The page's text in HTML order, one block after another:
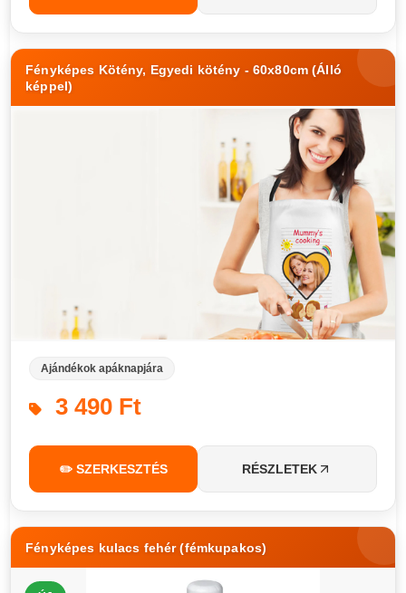
Fényképes Kötény, Egyedi kötény - 60x80cm (Álló
képpel)
Ajándékok apáknapjára
3 490 Ft
✏️ SZERKESZTÉS RÉSZLETEK
Fényképes kulacs fehér (fémkupakos)